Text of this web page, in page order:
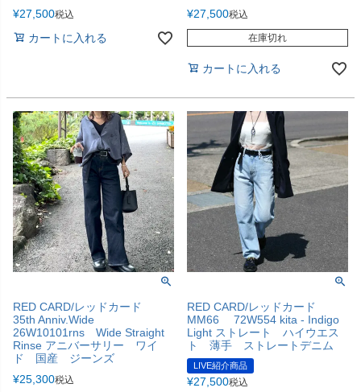
¥27,500税込
カートに入れる
¥27,500税込
在庫切れ
カートに入れる
RED CARD/レッドカード
35th Anniv.Wide
26W10101rns Wide Straight
Rinse アニバーサリー ワイ
ド 国産 ジーンズ
¥25,300税込
RED CARD/レッドカード
MM66 72W554 kita - Indigo
Light ストレート ハイウエス
ト 薄手 ストレートデニム
LIVE紹介商品
¥27,500税込